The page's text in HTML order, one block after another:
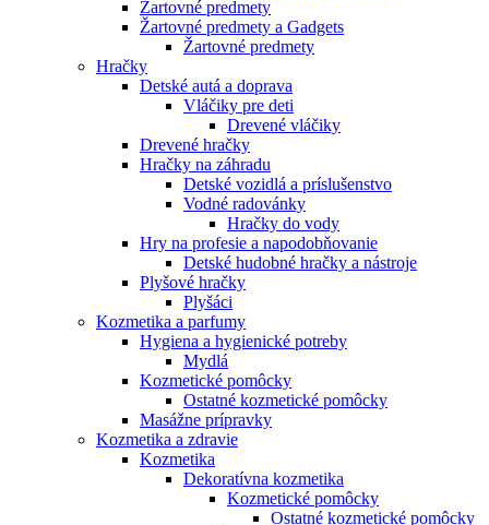
Žartovné predmety
Žartovné predmety a Gadgets
Žartovné predmety
Hračky
Detské autá a doprava
Vláčiky pre deti
Drevené vláčiky
Drevené hračky
Hračky na záhradu
Detské vozidlá a príslušenstvo
Vodné radovánky
Hračky do vody
Hry na profesie a napodobňovanie
Detské hudobné hračky a nástroje
Plyšové hračky
Plyšáci
Kozmetika a parfumy
Hygiena a hygienické potreby
Mydlá
Kozmetické pomôcky
Ostatné kozmetické pomôcky
Masážne prípravky
Kozmetika a zdravie
Kozmetika
Dekoratívna kozmetika
Kozmetické pomôcky
Ostatné kozmetické pomôcky